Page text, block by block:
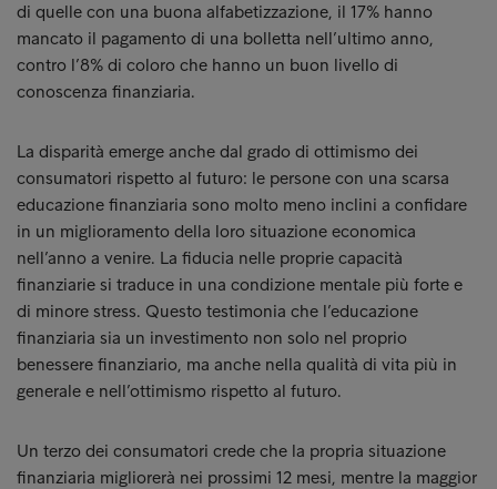
di quelle con una buona alfabetizzazione, il 17% hanno
mancato il pagamento di una bolletta nell’ultimo anno,
contro l’8% di coloro che hanno un buon livello di
conoscenza finanziaria.
La disparità emerge anche dal grado di ottimismo dei
consumatori rispetto al futuro: le persone con una scarsa
educazione finanziaria sono molto meno inclini a confidare
in un miglioramento della loro situazione economica
nell’anno a venire. La fiducia nelle proprie capacità
finanziarie si traduce in una condizione mentale più forte e
di minore stress. Questo testimonia che l’educazione
finanziaria sia un investimento non solo nel proprio
benessere finanziario, ma anche nella qualità di vita più in
generale e nell’ottimismo rispetto al futuro.
Un terzo dei consumatori crede che la propria situazione
finanziaria migliorerà nei prossimi 12 mesi, mentre la maggior